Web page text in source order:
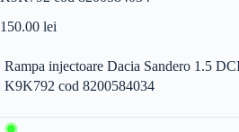
150.00 lei
Rampa injectoare Dacia Sandero 1.5
K9K792 cod 8200584034